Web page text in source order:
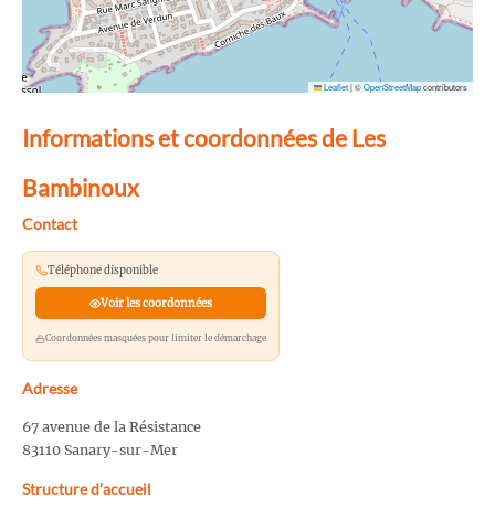
Leaflet|©OpenStreetMapcontributors
Informations et coordonnées de Les
Bambinoux
Contact
Téléphone disponible
Voir les coordonnées
Coordonnées masquées pour limiter le démarchage
Adresse
67 avenue de la Résistance
83110 Sanary-sur-Mer
Structure d’accueil